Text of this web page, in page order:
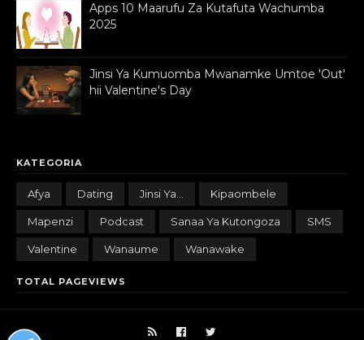
Apps 10 Maarufu Za Kutafuta Wachumba
2025
Jinsi Ya Kumuomba Mwanamke Umtoe 'Out'
hii Valentine's Day
KATEGORIA
Afya Dating Jinsi Ya... Kipaombele
Mapenzi Podcast Sanaa Ya Kutongoza SMS
Valentine Wanaume Wanawake
TOTAL PAGEVIEWS